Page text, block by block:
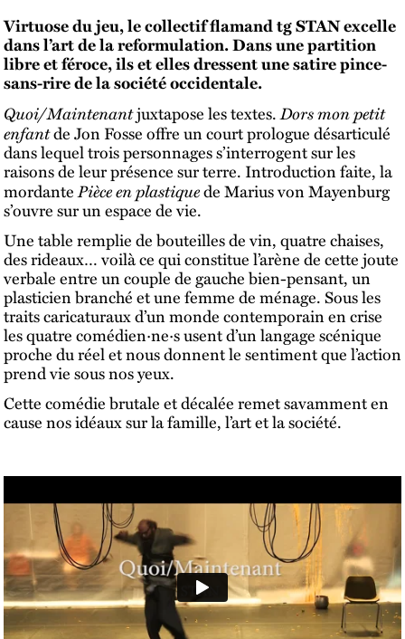
Virtuose du jeu, le collectif flamand tg STAN excelle
dans l’art de la reformulation. Dans une partition
libre et féroce, ils et elles dressent une satire pince-
sans-rire de la société occidentale.
Quoi/Maintenantjuxtapose les textes.Dors mon petit
enfantde Jon Fosse offre un court prologue désarticulé
dans lequel trois personnages s’interrogent sur les
raisons de leur présence sur terre. Introduction faite, la
mordantePièce en plastiquede Marius von Mayenburg
s’ouvre sur un espace de vie.
Une table remplie de bouteilles de vin, quatre chaises,
des rideaux… voilà ce qui constitue l’arène de cette joute
verbale entre un couple de gauche bien-pensant, un
plasticien branché et une femme de ménage. Sous les
traits caricaturaux d’un monde contemporain en crise
les quatre comédien·ne·s usent d’un langage scénique
proche du réel et nous donnent le sentiment que l’action
prend vie sous nos yeux.
Cette comédie brutale et décalée remet savamment en
cause nos idéaux sur la famille, l’art et la société.